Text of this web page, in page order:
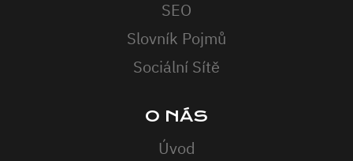
SEO
Slovník Pojmů
Sociální Sítě
O NÁS
Úvod